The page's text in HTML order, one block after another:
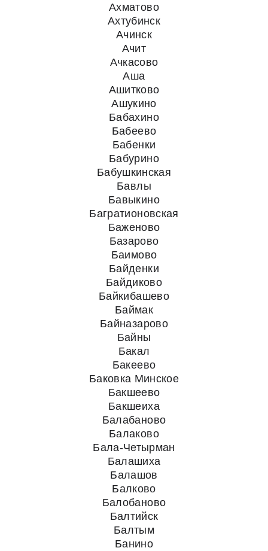
Ахматово
Ахтубинск
Ачинск
Ачит
Ачкасово
Аша
Ашитково
Ашукино
Бабахино
Бабеево
Бабенки
Бабурино
Бабушкинская
Бавлы
Бавыкино
Багратионовская
Баженово
Базарово
Баимово
Байденки
Байдиково
Байкибашево
Баймак
Байназарово
Байны
Бакал
Бакеево
Баковка Минское
Бакшеево
Бакшеиха
Балабаново
Балаково
Бала-Четырман
Балашиха
Балашов
Балково
Балобаново
Балтийск
Балтым
Банино